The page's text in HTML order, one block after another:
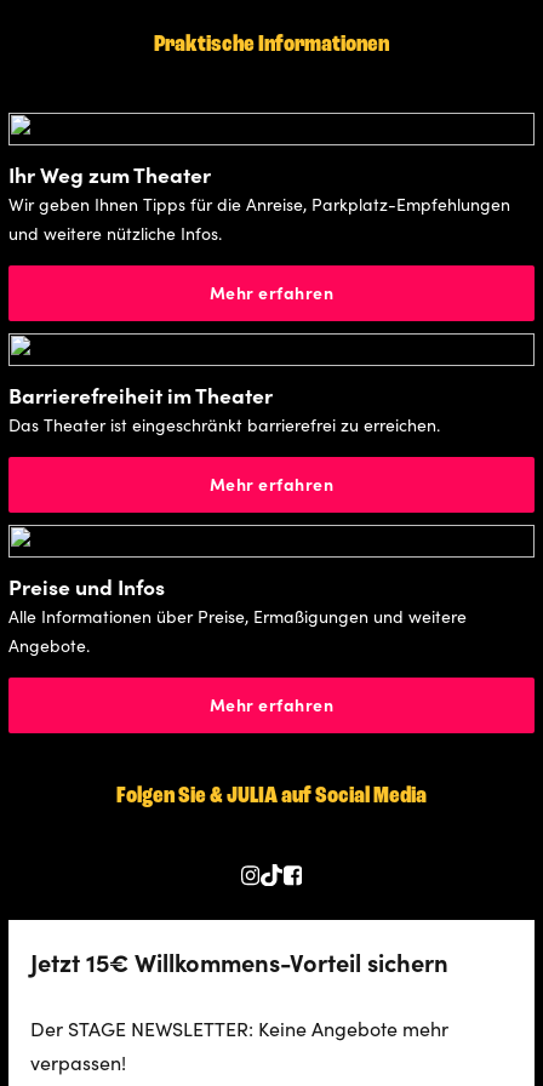
Praktische Informationen
Ihr Weg zum Theater
Wir geben Ihnen Tipps für die Anreise, Parkplatz-Empfehlungen
und weitere nützliche Infos.
Mehr erfahren
Barrierefreiheit im Theater
Das Theater ist eingeschränkt barrierefrei zu erreichen.
Mehr erfahren
Preise und Infos
Alle Informationen über Preise, Ermaßigungen und weitere
Angebote.
Mehr erfahren
Folgen Sie & JULIA auf Social Media
Jetzt 15€ Willkommens-Vorteil sichern
Der STAGE NEWSLETTER: Keine Angebote mehr
verpassen!